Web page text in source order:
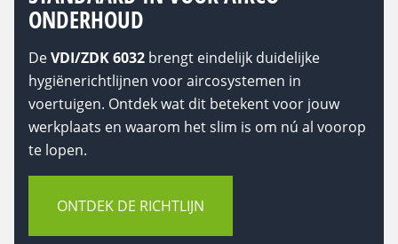
ONDERHOUD
DeVDI/ZDK 6032 brengt eindelijk duidelijke
hygiënerichtlijnen voor aircosystemen in
voertuigen. Ontdek wat dit betekent voor jouw
werkplaats en waarom het slim is om nú al voorop
te lopen.
ONTDEK DE RICHTLIJN